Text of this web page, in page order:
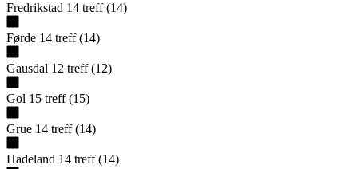
Fredrikstad 14 treff (14)
Førde 14 treff (14)
Gausdal 12 treff (12)
Gol 15 treff (15)
Grue 14 treff (14)
Hadeland 14 treff (14)